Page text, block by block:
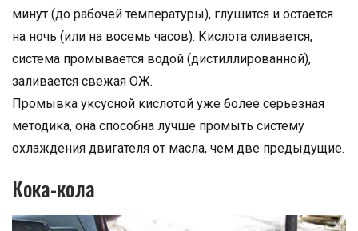
минут (до рабочей температуры), глушится и остается
на ночь (или на восемь часов). Кислота сливается,
система промывается водой (дистиллированной),
заливается свежая ОЖ.
Промывка уксусной кислотой уже более серьезная
методика, она способна лучше промыть систему
охлаждения двигателя от масла, чем две предыдущие.
Кока-кола